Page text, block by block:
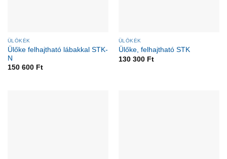
ÜLŐKÉK
Ülőke felhajtható lábakkal STK-
N
150 600 Ft
ÜLŐKÉK
Ülőke, felhajtható STK
130 300 Ft